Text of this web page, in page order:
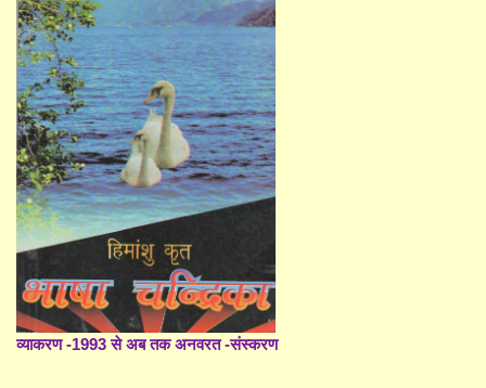
व्याकरण -1993 से अब तक अनवरत -संस्करण